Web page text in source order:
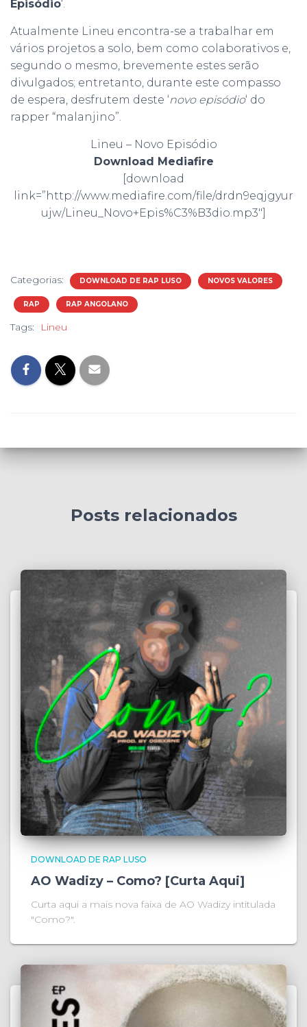
Episódio‘.
Atualmente Lineu encontra-se a trabalhar em
vários projetos a solo, bem como colaborativos e,
segundo o mesmo, brevemente estes serão
divulgados; entretanto, durante este compasso
de espera, desfrutem deste ‘novo episódio‘ do
rapper “malanjino”.
Lineu – Novo Episódio
Download Mediafire
[download
link=”http://www.mediafire.com/file/drdn9eqjgyur
ujw/Lineu_Novo+Epis%C3%B3dio.mp3″]
Categorias: DOWNLOAD DE RAP LUSO NOVOS VALORES
RAP RAP ANGOLANO
Tags: Lineu
Posts relacionados
DOWNLOAD DE RAP LUSO
AO Wadizy – Como? [Curta Aqui]
Curta aqui a mais nova faixa de AO Wadizy intitulada
"Como?".